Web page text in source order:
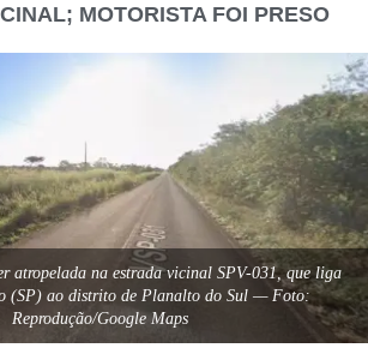
MOTORISTA FOI PRESO
atropelada na estrada vicinal SPV-031, que liga
(SP) ao distrito de Planalto do Sul — Foto:
Reprodução/Google Maps